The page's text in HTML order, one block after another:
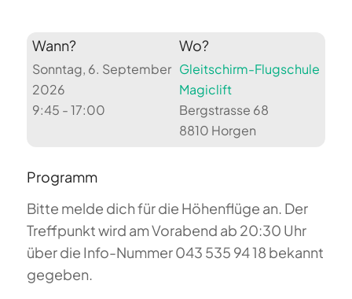
Wann?
Sonntag, 6. September
2026
9:45 - 17:00
Wo?
Gleitschirm-Flugschule
Magiclift
Bergstrasse 68
8810 Horgen
Programm
Bitte melde dich für die Höhenflüge an. Der
Treffpunkt wird am Vorabend ab 20:30 Uhr
über die Info-Nummer 043 535 94 18 bekannt
gegeben.